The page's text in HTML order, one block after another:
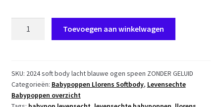
soft
body
blauwe
Toevoegen aan winkelwagen
SKU: 2024 soft body lacht blauwe ogen speen ZONDER GELUID
Categorieën: Babypoppen Llorens Softbody, Levensechte
Babypoppen overzicht